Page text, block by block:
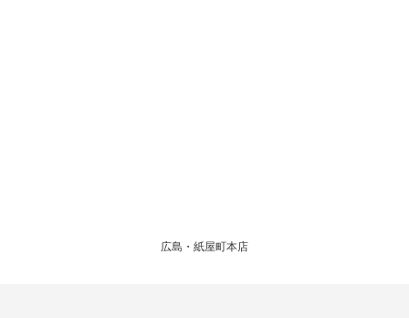
広島・紙屋町本店